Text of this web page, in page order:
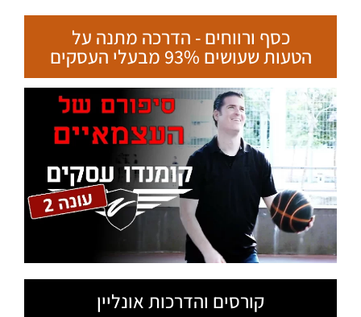
כסף ורווחים - הדרכה מתנה על
הטעות שעושים 93% מבעלי העסקים
קורסים והדרכות אונליין